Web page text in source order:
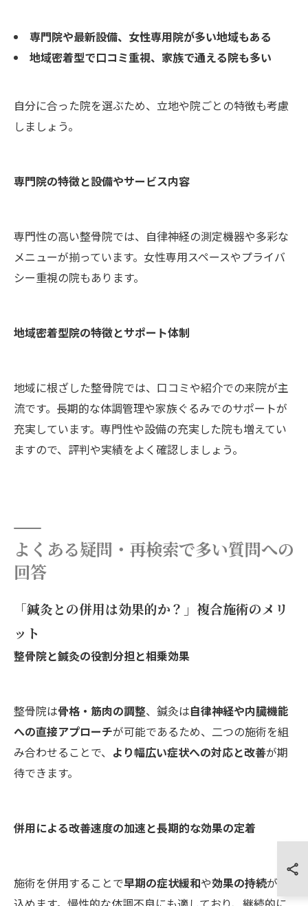
専門院や最新設備、女性専用院が多い地域もある
地域密着型で口コミ重視、家族で通える院も多い
自分に合った院を選ぶため、立地や院ごとの特徴も考慮
しましょう。
専門院の特徴と設備やサービス内容
専門性の高い整骨院では、自律神経の測定機器や多彩な
メニューが揃っています。女性専用スペースやプライバ
シー重視の院もあります。
地域密着型院の特徴とサポート体制
地域に根ざした整骨院では、口コミや紹介での来院が主
流です。長期的な体調管理や家族ぐるみでのサポートが
充実しています。専門性や設備の充実した院も増えてい
ますので、評判や実績をよく確認しましょう。
よくある疑問・再検索で多い質問への
回答
「鍼灸との併用は効果的か？」複合施術のメリ
ット
整骨院と鍼灸の役割分担と相乗効果
整骨院は骨格・筋肉の調整、鍼灸は自律神経や内臓機能
への直接アプローチが可能であるため、二つの施術を組
み合わせることで、 より幅広い症状への対応と改善が期
待できます。
併用による改善速度の加速と長期的な効果の定着
施術を併用することで早期の症状緩和や効果の持続が見